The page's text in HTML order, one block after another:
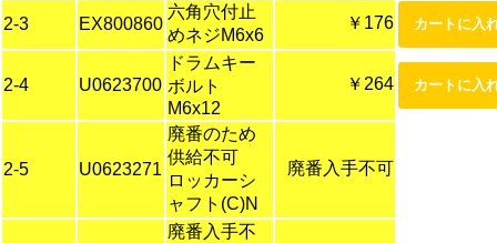
2-3 EX800860
六角穴付止
めネジM6x6
￥176
2-4 U0623700
ドラムキー
ボルト
M6x12
￥264
2-5 U0623271
廃番のため
供給不可
ロッカーシ
ャフト(C)N
廃番入手不可
廃番入手不